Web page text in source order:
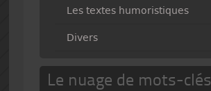
Les textes humoristiques
Divers
Le nuage de mots-clés